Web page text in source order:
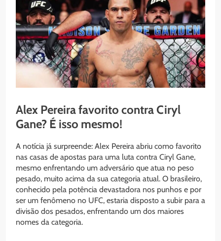
Alex Pereira favorito contra Ciryl
Gane? É isso mesmo!
A notícia já surpreende: Alex Pereira abriu como favorito
nas casas de apostas para uma luta contra Ciryl Gane,
mesmo enfrentando um adversário que atua no peso
pesado, muito acima da sua categoria atual. O brasileiro,
conhecido pela potência devastadora nos punhos e por
ser um fenômeno no UFC, estaria disposto a subir para a
divisão dos pesados, enfrentando um dos maiores
nomes da categoria.